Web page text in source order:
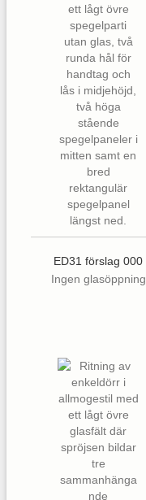
ED31 förslag 000
Ingen glasöppning